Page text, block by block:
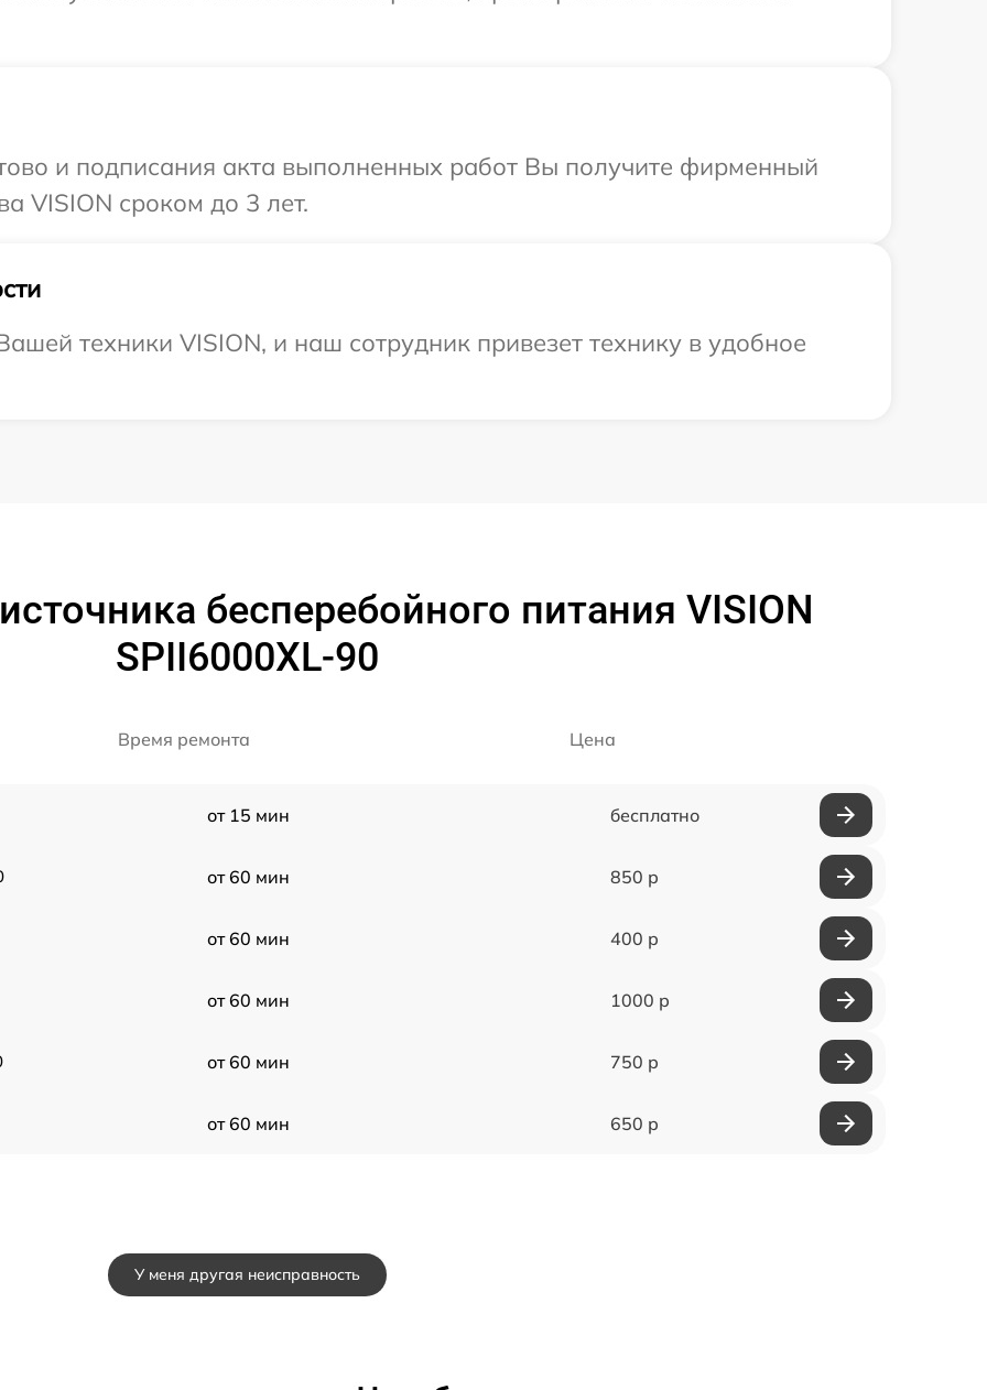
и подписания акта выполненных работ Вы получите фирменный
VISION сроком до 3 лет.
техники VISION, и наш сотрудник привезет технику в удобное
бесперебойного питания VISION
SPII6000XL-90
Время ремонта Цена
от 15 мин бесплатно
от 60 мин 850 р
от 60 мин 400 р
от 60 мин 1000 р
от 60 мин 750 р
от 60 мин 650 р
У меня другая неисправность